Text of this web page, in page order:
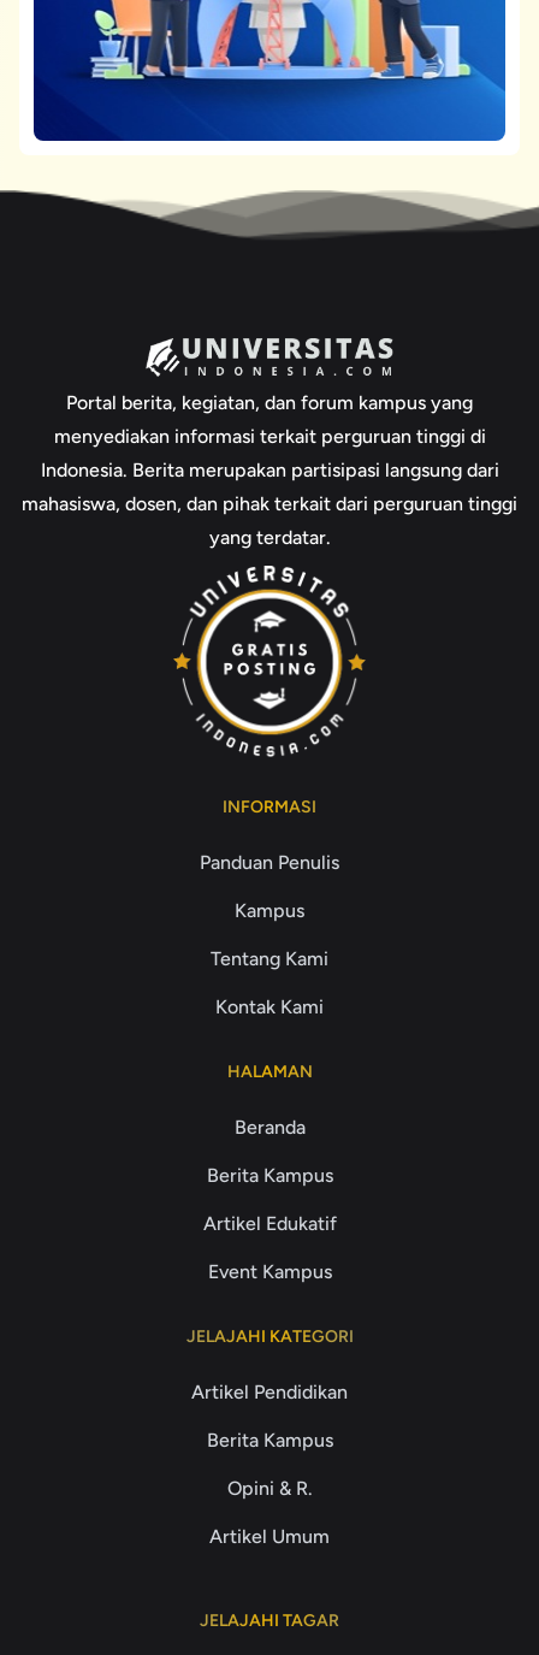
Portal berita, kegiatan, dan forum kampus yang
menyediakan informasi terkait perguruan tinggi di
Indonesia. Berita merupakan partisipasi langsung dari
mahasiswa, dosen, dan pihak terkait dari perguruan tinggi
yang terdatar.
INFORMASI
Panduan Penulis
Kampus
Tentang Kami
Kontak Kami
HALAMAN
Beranda
Berita Kampus
Artikel Edukatif
Event Kampus
JELAJAHI KATEGORI
Artikel Pendidikan
Berita Kampus
Opini & R.
Artikel Umum
JELAJAHI TAGAR